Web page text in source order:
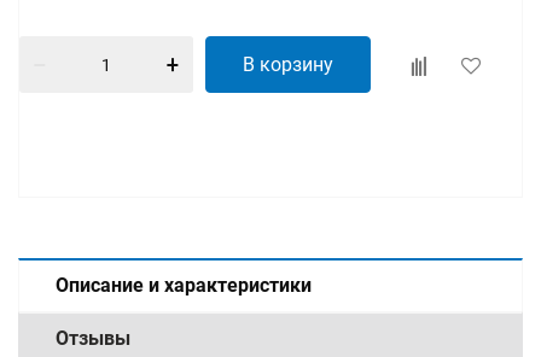
В корзину
Описание и характеристики
Отзывы